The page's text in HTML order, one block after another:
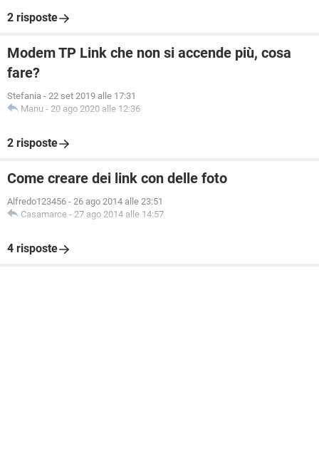
2 risposte
Modem TP Link che non si accende più, cosa
fare?
Stefania - 22 set 2019 alle 17:31
Manu - 20 ago 2020 alle 12:36
2 risposte
Come creare dei link con delle foto
Alfredo123456 - 26 ago 2014 alle 23:51
Casamarce - 27 ago 2014 alle 14:57
4 risposte